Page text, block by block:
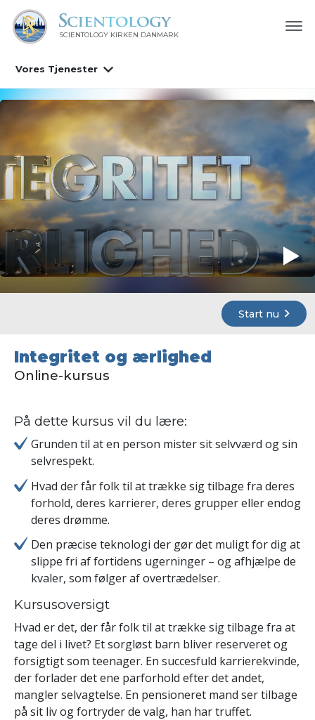
SCIENTOLOGY KIRKEN DANMARK
Vores Tjenester
Start nu
Integritet og ærlighed
Online-kursus
På dette kursus vil du lære:
Grunden til at en person mister sit selvværd og sin
selvrespekt.
Hvad der får folk til at trække sig tilbage fra deres
forhold, deres karrierer, deres grupper eller endog
deres drømme.
Den præcise teknologi der gør det muligt for dig at
slippe fri af fortidens ugerninger – og afhjælpe de
kvaler, som følger af overtrædelser.
Kursusoversigt
Hvad er det, der får folk til at trække sig tilbage fra at
tage del i livet? Et sorgløst barn bliver reserveret og
forsigtigt som teenager. En succesfuld karrierekvinde,
der forlader det ene parforhold efter det andet,
mangler selvagtelse. En pensioneret mand ser tilbage
på sit liv og fortryder de valg, han har truffet.